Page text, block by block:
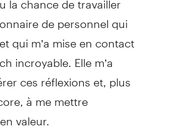
de personnel qui
qui m’a mise en contact
incroyable. Elle m’a
ces réflexions et, plus
à me mettre
valeur.